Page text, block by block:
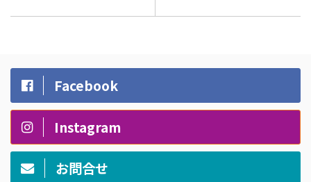
Facebook
Instagram
お問合せ